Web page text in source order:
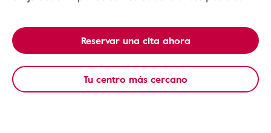
Reservar una cita ahora
Tu centro más cercano